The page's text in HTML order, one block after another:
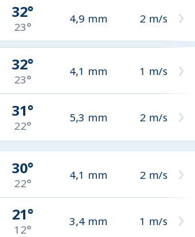
32°
23°
4,9 mm 2 m/s
32°
23°
4,1 mm 1 m/s
31°
22°
5,3 mm 2 m/s
30°
22°
4,1 mm 2 m/s
21°
12°
3,4 mm 1 m/s